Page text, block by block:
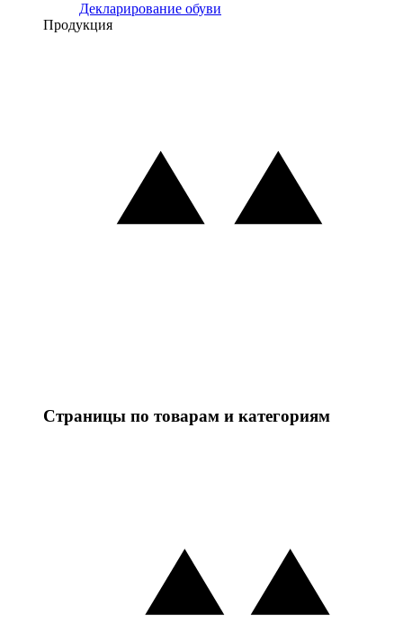
Декларирование обуви
Продукция
Страницы по товарам и категориям